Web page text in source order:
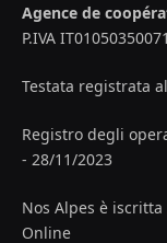
Agence de
P.IVA IT01050350071
Testata registrata
Registro degli
- 28/11/2023
Nos Alpes è iscritta
Online